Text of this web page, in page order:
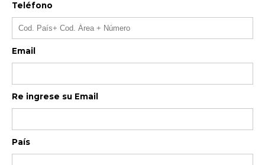
Teléfono
Email
Re ingrese su Email
País